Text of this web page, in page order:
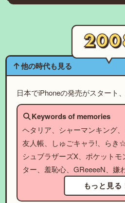
他の時代も見る
日本でiPhoneの発売がスタート
Keywords of memories
ヘタリア、シャーマンキング
友人帳、しゅごキャラ!、らき
シュブラザーズX、ポケット
ター、羞恥心、GReeeeN、嫌
もっと見る